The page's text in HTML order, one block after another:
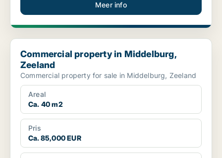
Meer info
Commercial property in Middelburg, Zeeland
Commercial property in Middelburg,
Zeeland
Commercial property for sale in Middelburg, Zeeland
Areal
Ca. 40 m2
Pris
Ca. 85,000 EUR